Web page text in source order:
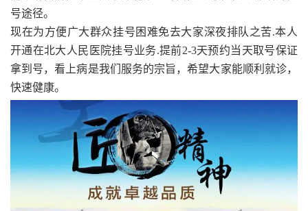
号途径。
现在为方便广大群众挂号困难免去大家深夜排队之苦.本人
开通在北大人民医院挂号业务.提前2-3天预约当天取号保证
拿到号，看上病是我们服务的宗旨，希望大家能顺利就诊，
快速健康。